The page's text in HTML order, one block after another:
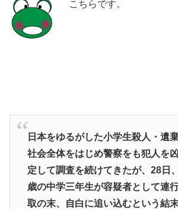
こちらです。
日本をゆるがした小学生殺人・遺
社会全体をはじめ警察をも犯人を
定して調査を続けてきたが、28日
歳の中学三年生が容疑者として連
取の末、自白に追い込むという結